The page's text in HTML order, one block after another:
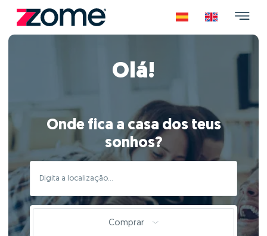
Olá!
Onde fica a casa dos teus
sonhos?
Comprar